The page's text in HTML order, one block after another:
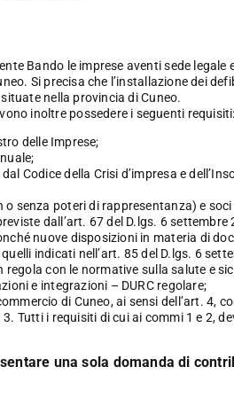
Bando le imprese aventi sede
Si precisa che l’installazione dei
nella provincia di Cuneo.
inoltre possedere i seguenti requisiti:
delle Imprese;
Codice della Crisi d’impresa e
senza poteri di rappresentanza) e
dall’art. 67 del D.lgs. 6 settembre
nuove disposizioni in materia di
indicati nell’art. 85 del D.lgs. 6
con le normative sulla salute e
e integrazioni – DURC regolare;
di Cuneo, ai sensi dell’art. 4,
Tutti i requisiti di cui ai commi 1 e 2,
una sola domanda di